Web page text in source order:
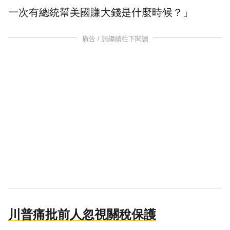
一次有總統幫美國賺大錢是什麼時候？」
廣告 / 請繼續往下閱讀
川普痛批前人忽視關稅保護